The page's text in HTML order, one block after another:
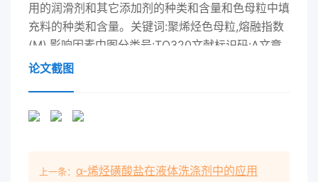
用的润滑剂和其它添加剂的种类和含量和色母粒中填
充料的种类和含量。关键词:聚烯烃色母粒,熔融指数
(M),影响因素中图分类号:TQ320文献标识码:A文章
编号:1001-9677(2012)23-0130-03The Melting
qiaoGuangzhou Eastern Rainbow Masterbatch
one of the key performance index of polyolefin
论文截图
上一条： α-烯烃磺酸盐在液体洗涤剂中的应用